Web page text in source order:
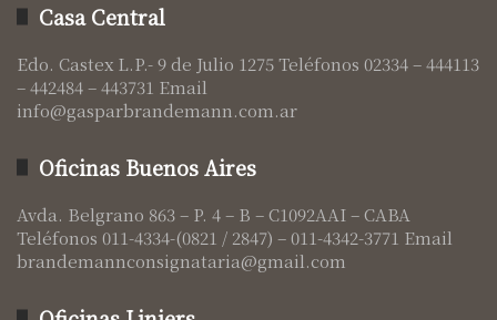
Casa Central
Edo. Castex L.P.- 9 de Julio 1275 Teléfonos 02334 – 444113
– 442484 – 443731 Email
info@gasparbrandemann.com.ar
Oficinas Buenos Aires
Avda. Belgrano 863 – P. 4 – B – C1092AAI – CABA
Teléfonos 011-4334-(0821 / 2847) – 011-4342-3771 Email
brandemannconsignataria@gmail.com